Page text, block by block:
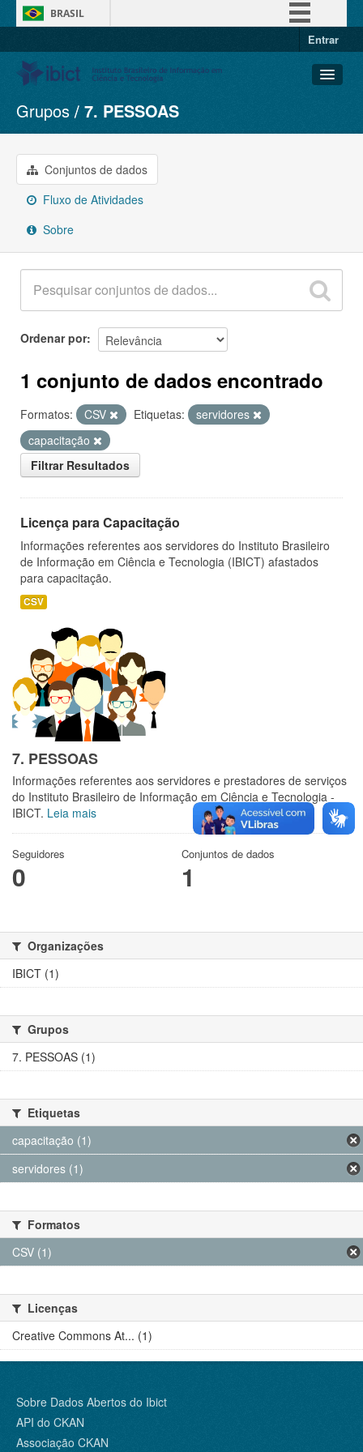
BRASIL
Entrar
Conjuntos de dados
Organizações
Grupos
Sobre
Grupos 7. PESSOAS
Conjuntos de dados
Fluxo de Atividades
Sobre
Ordenar por
1 conjunto de dados encontrado
Formatos: CSV Etiquetas:
servidores
capacitação
Filtrar Resultados
Licença para Capacitação
Informações referentes aos servidores do Instituto Brasileiro
de Informação em Ciência e Tecnologia (IBICT) afastados
para capacitação.
CSV
7. PESSOAS
Informações referentes aos servidores e prestadores de serviços
do Instituto Brasileiro de Informação em Ciência e Tecnologia -
IBICT. Leia mais
Seguidores
0
Conjuntos de dados
1
Organizações
IBICT (1)
Grupos
7. PESSOAS (1)
Etiquetas
capacitação (1)
servidores (1)
Formatos
CSV (1)
Licenças
Creative Commons At... (1)
Sobre Dados Abertos do Ibict
API do CKAN
Associação CKAN